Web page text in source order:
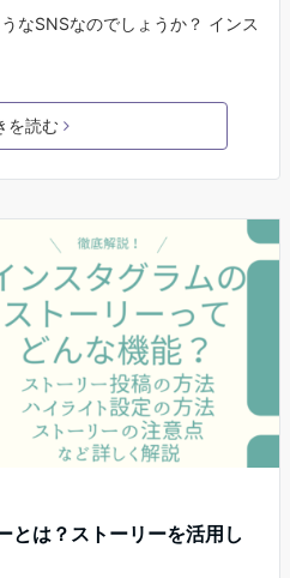
なSNSなのでしょうか？ インス
を読む
とは？ストーリーを活用し